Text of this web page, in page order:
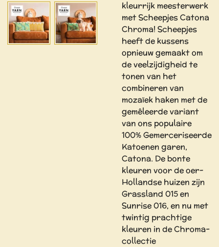
kleurrijk meesterwerk
met Scheepjes Catona
Chroma! Scheepjes
heeft de kussens
opnieuw gemaakt om
de veelzijdigheid te
tonen van het
combineren van
mozaïek haken met de
gemêleerde variant
van ons populaire
100% Gemerceriseerde
Katoenen garen,
Catona. De bonte
kleuren voor de oer-
Hollandse huizen zijn
Grassland 015 en
Sunrise 016, en nu met
twintig prachtige
kleuren in de Chroma-
collectie